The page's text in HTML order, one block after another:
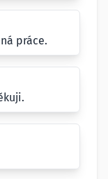
práce.